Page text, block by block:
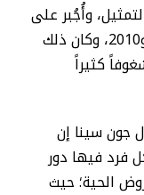
وأُجُبر على
مغادرة عالم السينما في عامي 2009 و2010، وكان ذلك
كثيراً
جون سينا إن
فرد فيها دور
الحية؛ حيث